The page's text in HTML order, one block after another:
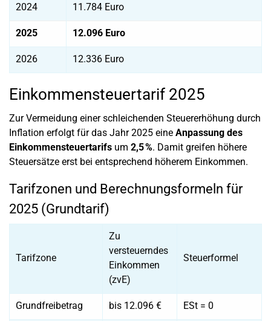
2024 11.784 Euro
2025 12.096 Euro
2026 12.336 Euro
Einkommensteuertarif 2025
Zur Vermeidung einer schleichenden Steuererhöhung durch
Inflation erfolgt für das Jahr 2025 eine Anpassung des
Einkommensteuertarifs um 2,5 %. Damit greifen höhere
Steuersätze erst bei entsprechend höherem Einkommen.
Tarifzonen und Berechnungsformeln für
2025 (Grundtarif)
Tarifzone
Zu
versteuerndes
Einkommen
(zvE)
Steuerformel
Grundfreibetrag bis 12.096 € ESt = 0